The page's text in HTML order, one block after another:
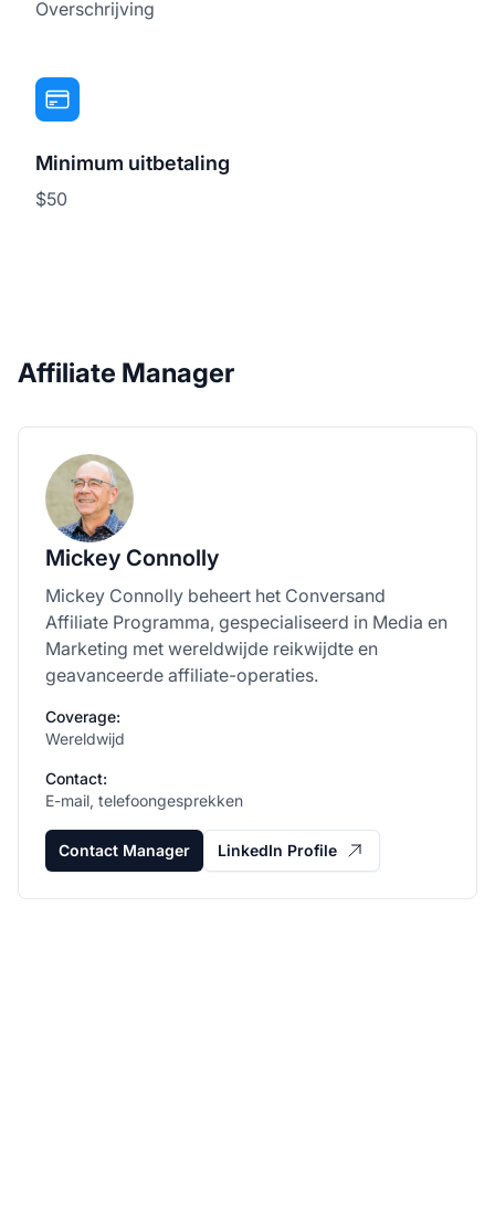
Overschrijving
Minimum uitbetaling
$50
Affiliate Manager
Mickey Connolly
Mickey Connolly beheert het Conversand
Affiliate Programma, gespecialiseerd in Media en
Marketing met wereldwijde reikwijdte en
geavanceerde affiliate-operaties.
Coverage:
Wereldwijd
Contact:
E-mail, telefoongesprekken
Contact Manager LinkedIn Profile